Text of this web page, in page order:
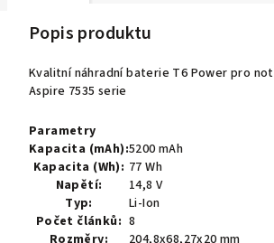
Popis produktu
Kvalitní náhradní baterie T6 Power pro
Aspire 7535 serie
Parametry
Kapacita (mAh):5200 mAh
Kapacita (Wh): 77 Wh
Napětí:
14,8 V
Typ:
Li-Ion
Počet článků: 8
Rozměry:
204,8x68,27x20 mm